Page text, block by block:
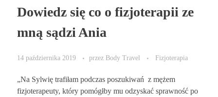
Dowiedz się co o fizjoterapii ze
mną sądzi Ania
14 października 2019 przez Body Travel Fizjoterapia
„Na Sylwię trafiłam podczas poszukiwań z mężem
fizjoterapeuty, który pomógłby mu odzyskać sprawność po